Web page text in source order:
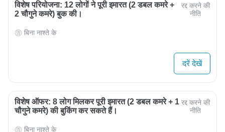
विशेष परियोजना: 12 लोगों ने पूरी इमारत (2 डबल कमरे +
2 चौगुने कमरे) बुक की।
रद्द करने की
नीति
बिना नाश्ते के
दरें देखें
विशेष ऑफर: 8 लोग मिलकर पूरी इमारत (2 डबल कमरे + 1
चौगुने कमरे) की बुकिंग कर सकते हैं।
रद्द करने की
नीति
बिना नाश्ते के